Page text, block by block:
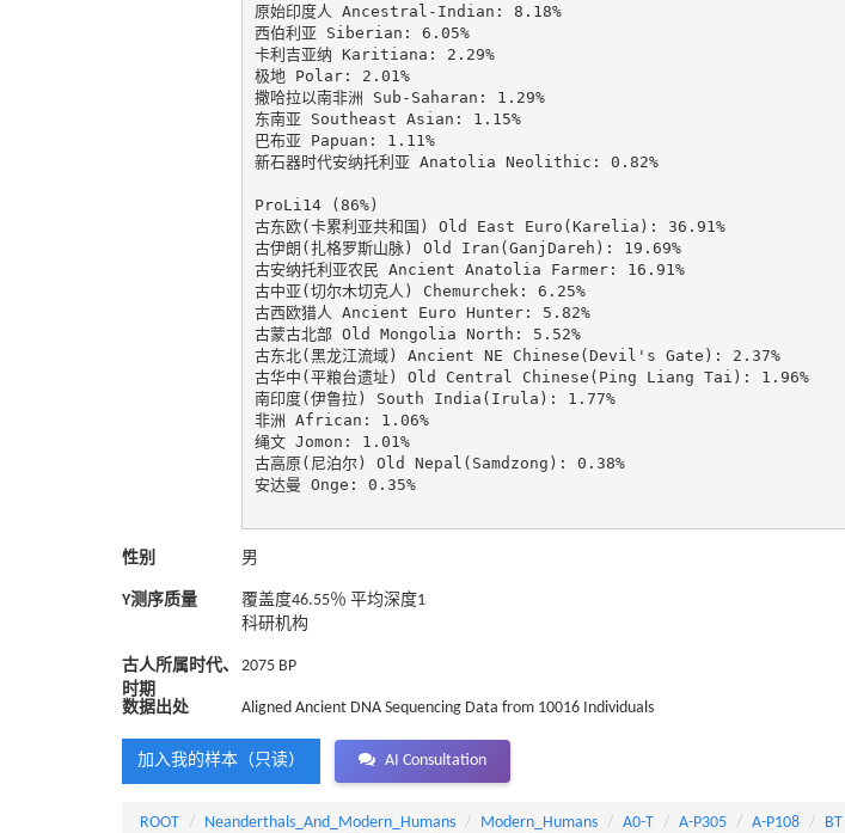
原始印度人 Ancestral-Indian: 8.18%
西伯利亚 Siberian: 6.05%
卡利吉亚纳 Karitiana: 2.29%
极地 Polar: 2.01%
撒哈拉以南非洲 Sub-Saharan: 1.29%
东南亚 Southeast Asian: 1.15%
巴布亚 Papuan: 1.11%
新石器时代安纳托利亚 Anatolia Neolithic: 0.82%
ProLi14 (86%)
古东欧(卡累利亚共和国) Old East Euro(Karelia): 36.91%
古伊朗(扎格罗斯山脉) Old Iran(GanjDareh): 19.69%
古安纳托利亚农民 Ancient Anatolia Farmer: 16.91%
古中亚(切尔木切克人) Chemurchek: 6.25%
古西欧猎人 Ancient Euro Hunter: 5.82%
古蒙古北部 Old Mongolia North: 5.52%
古东北(黑龙江流域) Ancient NE Chinese(Devil's Gate): 2.37%
古华中(平粮台遗址) Old Central Chinese(Ping Liang Tai): 1.96%
南印度(伊鲁拉) South India(Irula): 1.77%
非洲 African: 1.06%
绳文 Jomon: 1.01%
古高原(尼泊尔) Old Nepal(Samdzong): 0.38%
安达曼 Onge: 0.35%
性别 男
Y测序质量
覆盖度46.55％ 平均深度1
科研机构
古人所属时代、
时期
2075 BP
数据出处 Aligned Ancient DNA Sequencing Data from 10016 Individuals
加入我的样本（只读） AI Consultation
ROOT Neanderthals_And_Modern_Humans Modern_Humans A0-T A-P305 A-P108 BT